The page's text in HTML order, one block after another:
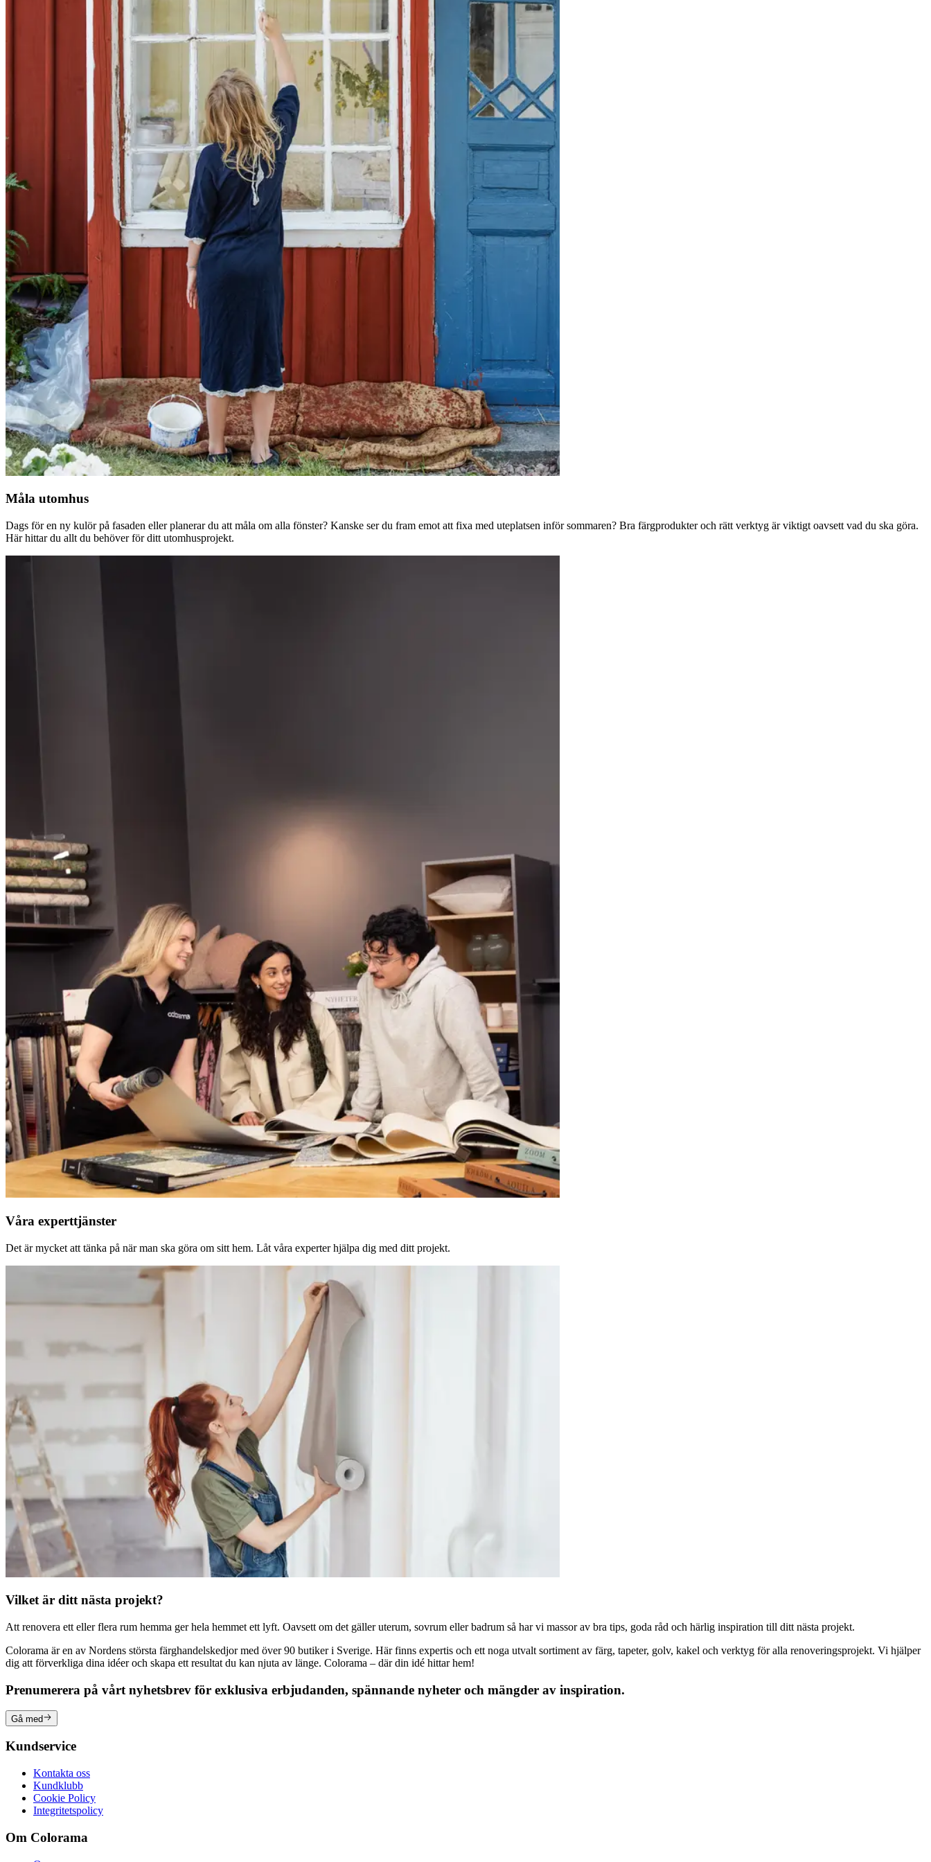
Måla utomhus
Dags för en ny kulör på fasaden eller planerar du att måla om alla fönster? Kanske ser du fram emot att fixa med uteplatsen inför sommaren? Bra färgprodukter och rätt verktyg är viktigt oavsett vad du ska göra.
Här hittar du allt du behöver för ditt utomhusprojekt.
Våra experttjänster
Det är mycket att tänka på när man ska göra om sitt hem. Låt våra experter hjälpa dig med ditt projekt.
Vilket är ditt nästa projekt?
Att renovera ett eller flera rum hemma ger hela hemmet ett lyft. Oavsett om det gäller uterum, sovrum eller badrum så har vi massor av bra tips, goda råd och härlig inspiration till ditt nästa projekt.
Colorama är en av Nordens största färghandelskedjor med över 90 butiker i Sverige. Här finns expertis och ett noga utvalt sortiment av färg, tapeter, golv, kakel och verktyg för alla renoveringsprojekt. Vi hjälper
dig att förverkliga dina idéer och skapa ett resultat du kan njuta av länge. Colorama – där din idé hittar hem!
Prenumerera på vårt nyhetsbrev för exklusiva erbjudanden, spännande nyheter och mängder av inspiration.
Gå med
Kundservice
Kontakta oss
Kundklubb
Cookie Policy
Integritetspolicy
Om Colorama